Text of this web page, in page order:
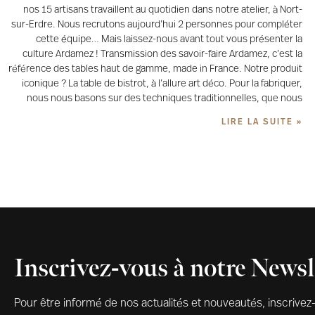
nos 15 artisans travaillent au quotidien dans notre atelier, à Nort-
sur-Erdre. Nous recrutons aujourd’hui 2 personnes pour compléter
cette équipe… Mais laissez-nous avant tout vous présenter la
culture Ardamez ! Transmission des savoir-faire Ardamez, c’est la
référence des tables haut de gamme, made in France. Notre produit
iconique ? La table de bistrot, à l’allure art déco. Pour la fabriquer,
nous nous basons sur des techniques traditionnelles, que nous
LIRE LA SUITE »
Inscrivez-vous à notre
Pour être informé de nos actualités et nouveautés,